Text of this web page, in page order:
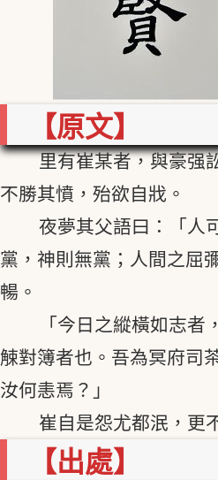
【原文】
里有崔某者，與豪强
不勝其憤，殆欲自戕。
夜夢其父語曰：「人
黨，神則無黨；人間之屈
暢。
「今日之縱橫如志者
觫對簿者也。吾為冥府司
汝何恚焉？」
崔自是怨尤都泯，更
【出處】